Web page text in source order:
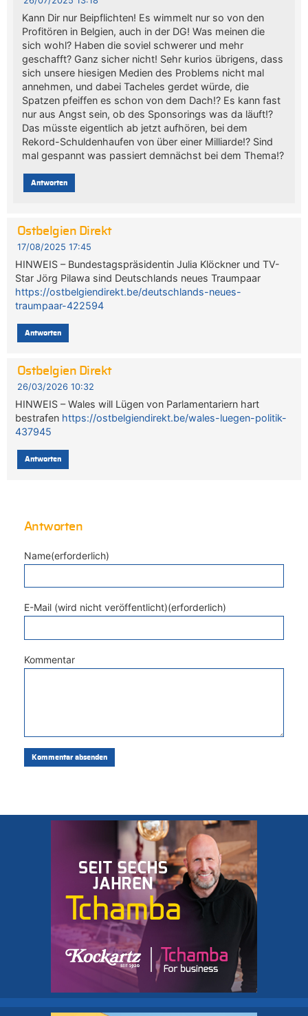
Kann Dir nur Beipflichten! Es wimmelt nur so von den
Profitören in Belgien, auch in der DG! Was meinen die
sich wohl? Haben die soviel schwerer und mehr
geschafft? Ganz sicher nicht! Sehr kurios übrigens, dass
sich unsere hiesigen Medien des Problems nicht mal
annehmen, und dabei Tacheles gerdet würde, die
Spatzen pfeiffen es schon von dem Dach!? Es kann fast
nur aus Angst sein, ob des Sponsorings was da läuft!?
Das müsste eigentlich ab jetzt aufhören, bei dem
Rekord-Schuldenhaufen von über einer Milliarde!? Sind
mal gespannt was passiert demnächst bei dem Thema!?
Antworten
Ostbelgien Direkt
17/08/2025 17:45
HINWEIS – Bundestagspräsidentin Julia Klöckner und TV-
Star Jörg Pilawa sind Deutschlands neues Traumpaar
https://ostbelgiendirekt.be/deutschlands-neues-
traumpaar-422594
Antworten
Ostbelgien Direkt
26/03/2026 10:32
HINWEIS – Wales will Lügen von Parlamentariern hart
bestrafen https://ostbelgiendirekt.be/wales-luegen-politik-
437945
Antworten
Antworten
Name(erforderlich)
E-Mail (wird nicht veröffentlicht)(erforderlich)
Kommentar